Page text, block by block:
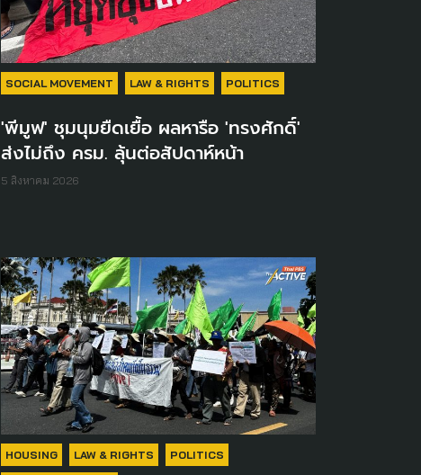
SOCIAL MOVEMENT LAW & RIGHTS POLITICS
'พีมูฟ' ชุมนุมยืดเยื้อ ผลหารือ 'ทรงศักดิ์'
ส่งไม่ถึง ครม. ลุ้นต่อสัปดาห์หน้า
5 สิงหาคม 2026
HOUSING LAW & RIGHTS POLITICS